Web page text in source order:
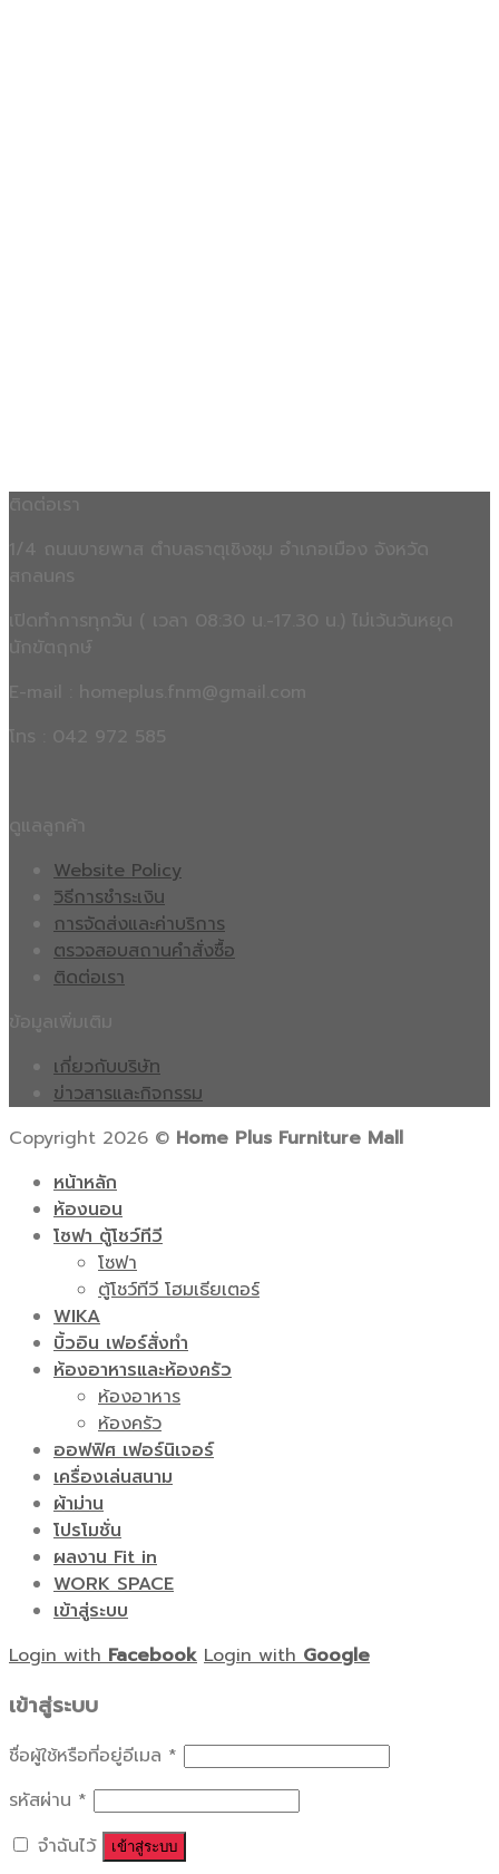
1/4 ถนนบายพาส ตำบลธาตุเชิงชุม อำเภอเมือง จังหวัด
เปิดทำการทุกวัน ( เวลา 08:30 น.-17.30 น.) ไม่เว้นวันหยุด
E-mail : homeplus.fnm@gmail.com
โทร : 042 972 585
Website Policy
วิธีการชำระเงิน
การจัดส่งและค่าบริการ
ตรวจสอบสถานคำสั่งซื้อ
ติดต่อเรา
เกี่ยวกับบริษัท
ข่าวสารและกิจกรรม
Copyright 2026 © Home Plus Furniture Mall
หน้าหลัก
ห้องนอน
โซฟา ตู้โชว์ทีวี
โซฟา
ตู้โชว์ทีวี โฮมเธียเตอร์
WIKA
บิ้วอิน เฟอร์สั่งทำ
ห้องอาหารและห้องครัว
ห้องอาหาร
ห้องครัว
ออฟฟิศ เฟอร์นิเจอร์
เครื่องเล่นสนาม
ผ้าม่าน
โปรโมชั่น
ผลงาน Fit in
WORK SPACE
เข้าสู่ระบบ
Login withFacebook Login withGoogle
เข้าสู่ระบบ
ชื่อผู้ใช้หรือที่อยู่อีเมล *
รหัสผ่าน *
จำฉันไว้
เข้าสู่ระบบ